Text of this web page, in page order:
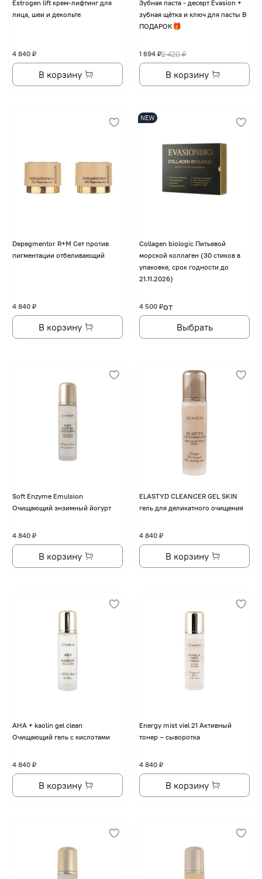
Еstrogen lift крем-лифтинг для
лица, шеи и декольте
4 840 ₽
В корзину
Зубная паста - десерт Evasion +
зубная щётка и ключ для пасты В
ПОДАРОК🎁
2 420 ₽
1 694 ₽
В корзину
Depegmentor R+M Сет против
пигментации отбеливающий
4 840 ₽
В корзину
NEW
Collagen biologic Питьевой
морской коллаген (30 стиков в
упаковке, срок годности до
21.11.2026)
от
4 500 ₽
Выбрать
Soft Enzyme Emulsion
Очищающий энзимный йогурт
4 840 ₽
В корзину
ELASTYD CLEANCER GEL SKIN
гель для деликатного очищения
4 840 ₽
В корзину
AHA + kaolin gel clean
Очищающий гель с кислотами
4 840 ₽
В корзину
Energy mist viel 21 Активный
тонер – сыворотка
4 840 ₽
В корзину